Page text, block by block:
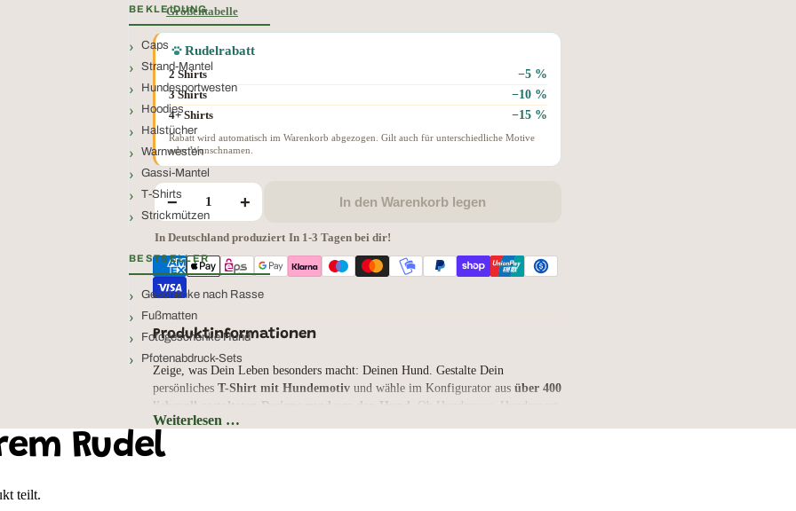
BEKLEIDUNG
Caps
Strand-Mantel
Hundesportwesten
Hoodies
Halstücher
Warnwesten
Gassi-Mantel
T-Shirts
Strickmützen
BESTSELLER
Geschenke nach Rasse
Fußmatten
Fotogeschenke Hund
Pfotenabdruck-Sets
Größentabelle
Rudelrabatt
2 Shirts −5 %
3 Shirts −10 %
4+ Shirts −15 %
Rabatt wird automatisch im Warenkorb abgezogen. Gilt auch für unterschiedliche Motive
oder Wunschnamen.
− + In den Warenkorb legen
In Deutschland produziert In 1-3 Tagen bei dir!
Produktinformationen
Zeige, was Dein Leben besonders macht: Deinen Hund. Gestalte Dein
persönliches T-Shirt mit Hundemotiv und wähle im Konfigurator aus über 400
liebevoll gestalteten Designs rund um den Hund . Ob Hunderasse, Hundesport,
Gassi, Mantrailing, humorvoller Spruch oder emotionales Hunde-Statement –
hier findest Du das Motiv, das perfekt zu Dir und Deinem Vierbeiner passt.
Weiterlesen …
Rudel
teilt.